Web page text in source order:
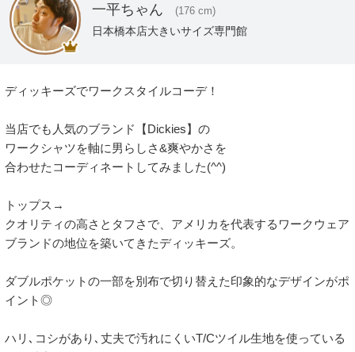
一平ちゃん (176 cm)
日本橋本店大きいサイズ専門館
ディッキーズでワークスタイルコーデ！
当店でも人気のブランド【Dickies】の
ワークシャツを軸に男らしさ&爽やかさを
合わせたコーディネートしてみました(^^)
トップス→
クオリティの高さとタフさで、アメリカを代表するワークウェア
ブランドの地位を築いてきたディッキーズ。
ダブルポケットの一部を別布で切り替えた印象的なデザインがポ
イント◎
ハリ､コシがあり､丈夫で汚れにくいT/Cツイル生地を使っている